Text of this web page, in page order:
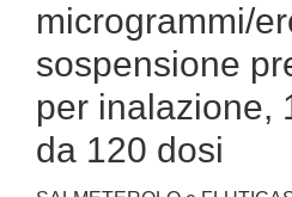
microgrammi/
sospensione
per inalazione,
da 120 dosi